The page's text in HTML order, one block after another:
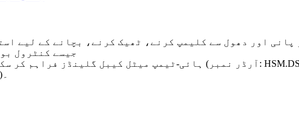
اور دھول سے کلیمپ کرنے، ٹھیک کرنے، بچانے کے لیے
جیسے کنٹرول